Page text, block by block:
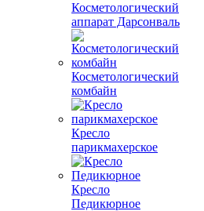
Косметологический
аппарат Дарсонваль
Косметологический
комбайн
Кресло
парикмахерское
Кресло
Педикюрное